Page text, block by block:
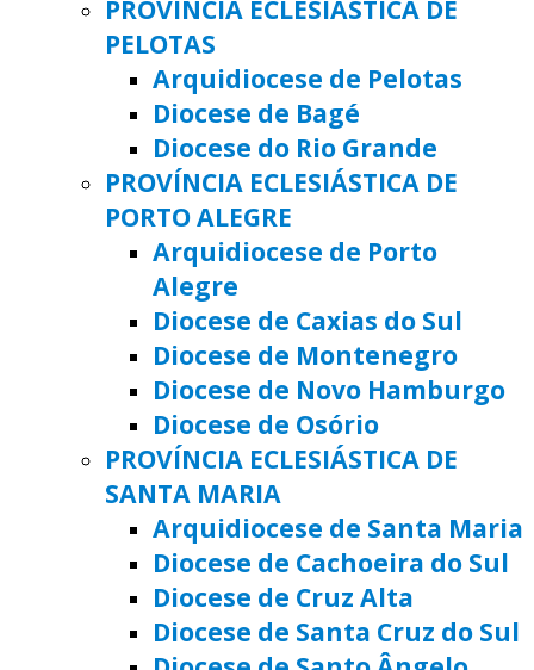
PROVÍNCIA ECLESIÁSTICA DE
PELOTAS
Arquidiocese de Pelotas
Diocese de Bagé
Diocese do Rio Grande
PROVÍNCIA ECLESIÁSTICA DE
PORTO ALEGRE
Arquidiocese de Porto
Alegre
Diocese de Caxias do Sul
Diocese de Montenegro
Diocese de Novo Hamburgo
Diocese de Osório
PROVÍNCIA ECLESIÁSTICA DE
SANTA MARIA
Arquidiocese de Santa Maria
Diocese de Cachoeira do Sul
Diocese de Cruz Alta
Diocese de Santa Cruz do Sul